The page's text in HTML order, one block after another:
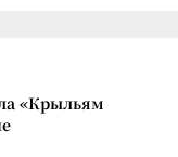
«Крыльям